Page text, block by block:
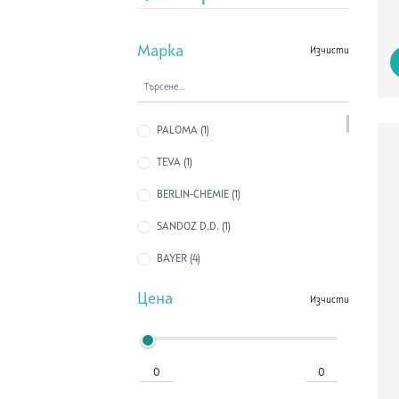
Марка Изчисти
PALOMA (1)
TEVA (1)
BERLIN-CHEMIE (1)
SANDOZ D.D. (1)
BAYER (4)
Цена Изчисти